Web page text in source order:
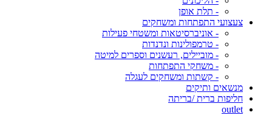
- תלת אופן
צעצועי התפתחות ומשחקים
- אוניברסיטאות ומשטחי פעילות
- טרמפולינות ונדנדות
- מוביילים, רעשנים וספרים למיטה
- משחקי התפתחות
- קשתות ומשחקים לעגלה
מנשאים ותיקים
חליפות ברית /בריתה
outlet